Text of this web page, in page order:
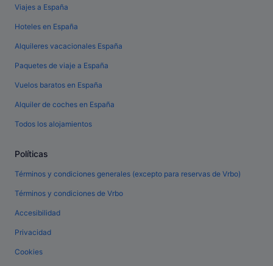
Viajes a España
Hoteles en España
Alquileres vacacionales España
Paquetes de viaje a España
Vuelos baratos en España
Alquiler de coches en España
Todos los alojamientos
Políticas
Términos y condiciones generales (excepto para reservas de Vrbo)
Términos y condiciones de Vrbo
Accesibilidad
Privacidad
Cookies